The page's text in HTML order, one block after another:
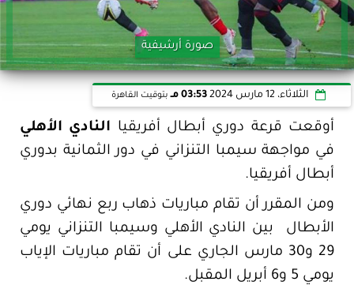
صورة أرشيفية
الثلاثاء، 12 مارس 2024 03:53 مـ بتوقيت القاهرة
أوقعت قرعة دوري أبطال أفريقيا النادي الأهلي
في مواجهة سيمبا التنزاني في دور الثمانية بدوري
أبطال أفريقيا.
ومن المقرر أن تقام مباريات ذهاب ربع نهائي دوري
الأبطال بين النادي الأهلي وسيمبا التنزاني يومي
29 و30 مارس الجاري على أن تقام مباريات الإياب
يومي 5 و6 أبريل المقبل.